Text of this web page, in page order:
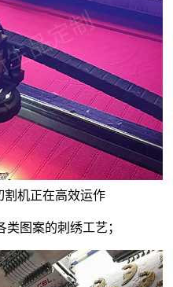
割机正在高效运作
图案的刺绣工艺；